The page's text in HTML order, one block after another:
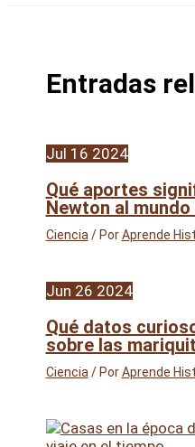
Entradas
Jul 16 2024
Qué aportes
Newton al
Ciencia / PorAprende
Jun 26 2024
Qué datos
sobre las
Ciencia / PorAprende